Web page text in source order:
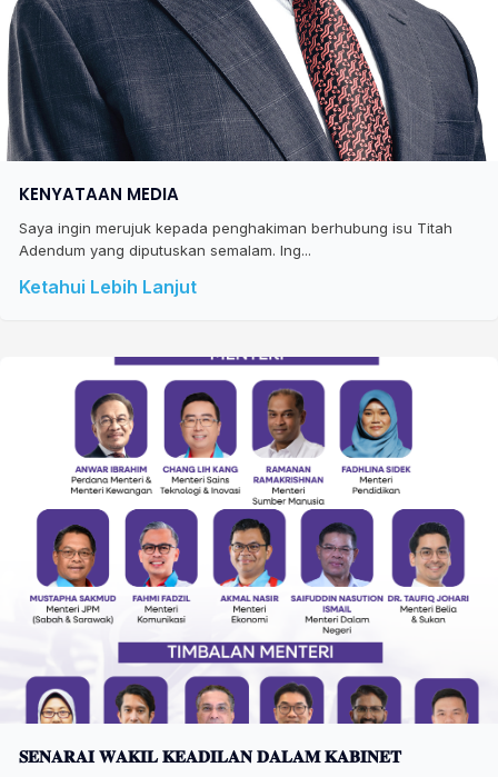
KENYATAAN MEDIA
Saya ingin merujuk kepada penghakiman berhubung isu Titah
Adendum yang diputuskan semalam. Ing...
Ketahui Lebih Lanjut
𝐒𝐄𝐍𝐀𝐑𝐀𝐈 𝐖𝐀𝐊𝐈𝐋 𝐊𝐄𝐀𝐃𝐈𝐋𝐀𝐍 𝐃𝐀𝐋𝐀𝐌 𝐊𝐀𝐁𝐈𝐍𝐄𝐓